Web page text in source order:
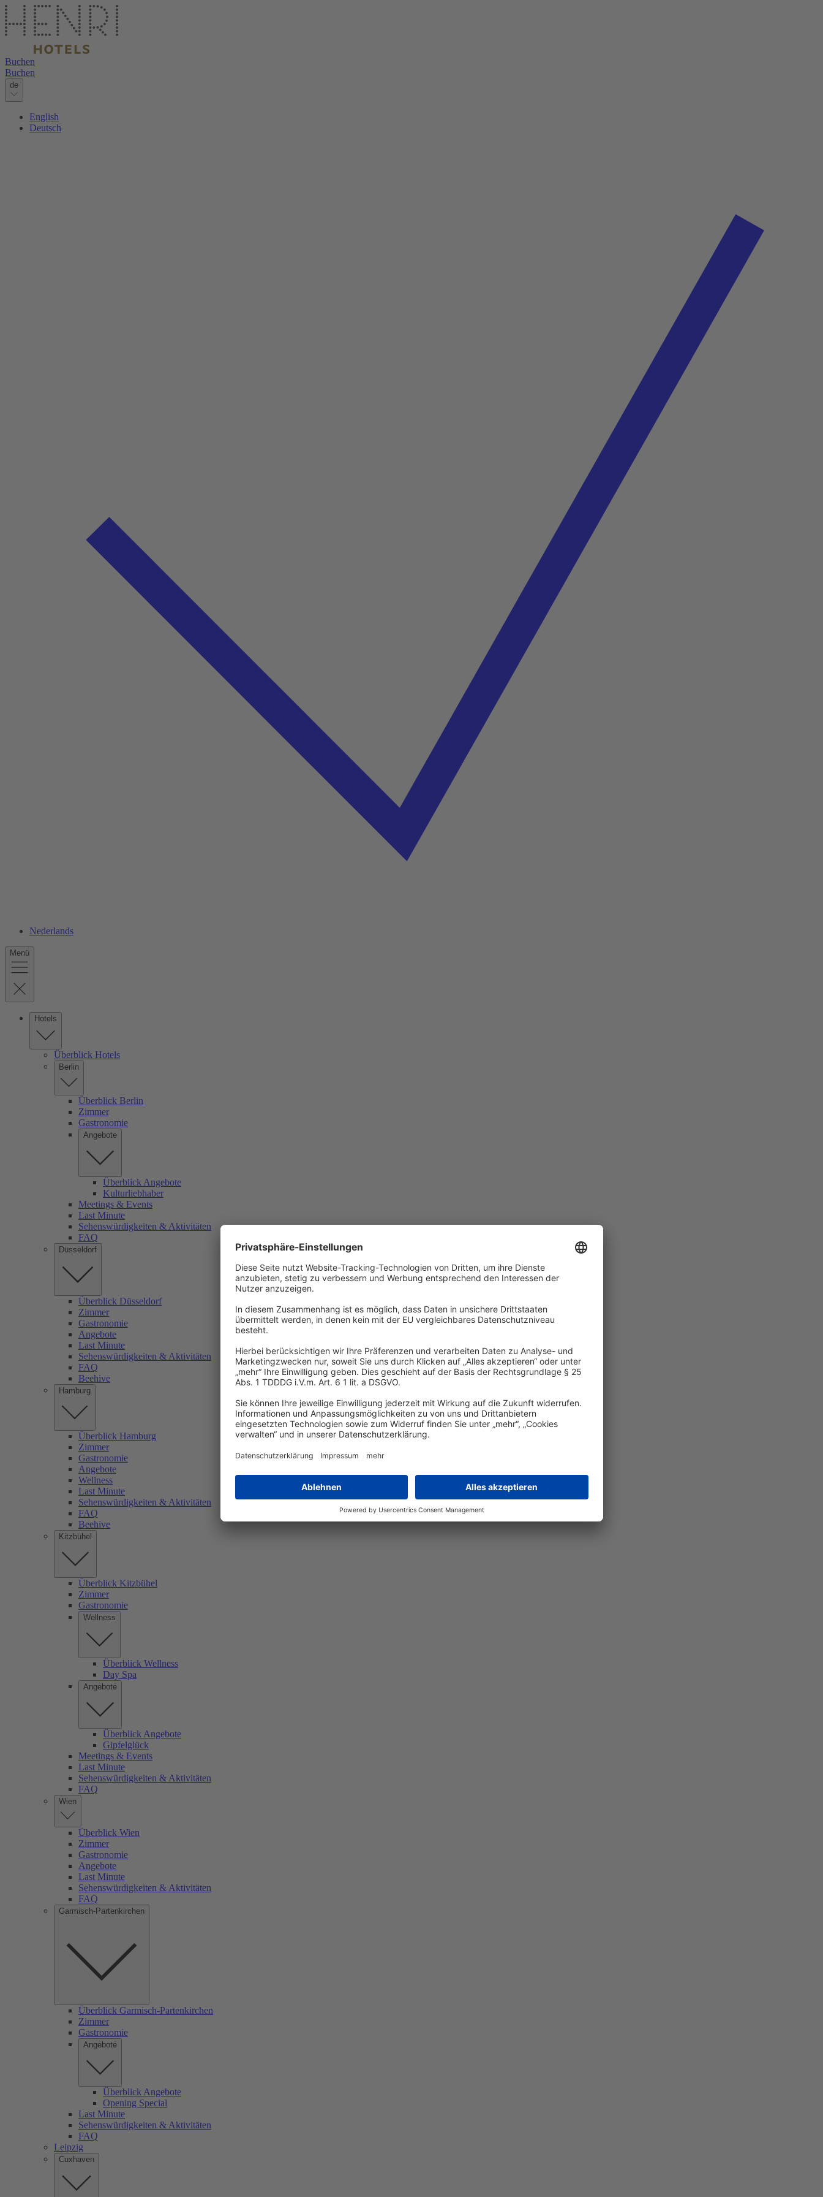
Buchen
Buchen
de
English
Deutsch
Nederlands
Menü
Hotels
Überblick Hotels
Berlin
Überblick Berlin
Zimmer
Gastronomie
Angebote
Überblick Angebote
Kulturliebhaber
Meetings & Events
Last Minute
Sehenswürdigkeiten & Aktivitäten
FAQ
Düsseldorf
Überblick Düsseldorf
Zimmer
Gastronomie
Angebote
Last Minute
Sehenswürdigkeiten & Aktivitäten
FAQ
Beehive
Hamburg
Überblick Hamburg
Zimmer
Gastronomie
Angebote
Wellness
Last Minute
Sehenswürdigkeiten & Aktivitäten
FAQ
Beehive
Kitzbühel
Überblick Kitzbühel
Zimmer
Gastronomie
Wellness
Überblick Wellness
Day Spa
Angebote
Überblick Angebote
Gipfelglück
Meetings & Events
Last Minute
Sehenswürdigkeiten & Aktivitäten
FAQ
Wien
Überblick Wien
Zimmer
Gastronomie
Angebote
Last Minute
Sehenswürdigkeiten & Aktivitäten
FAQ
Garmisch-Partenkirchen
Überblick Garmisch-Partenkirchen
Zimmer
Gastronomie
Angebote
Überblick Angebote
Opening Special
Last Minute
Sehenswürdigkeiten & Aktivitäten
FAQ
Leipzig
Cuxhaven